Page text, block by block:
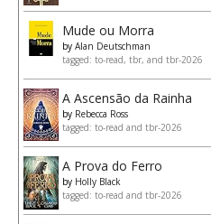
Mude ou Morra
by Alan Deutschman
tagged: to-read, tbr, and tbr-2026
A Ascensão da Rainha
by Rebecca Ross
tagged: to-read and tbr-2026
A Prova do Ferro
by Holly Black
tagged: to-read and tbr-2026